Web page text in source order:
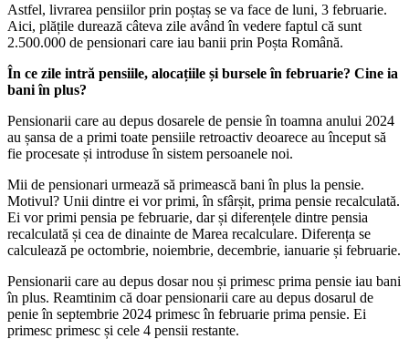
Astfel, livrarea pensiilor prin poștaș se va face de luni, 3 februarie.
Aici, plățile durează câteva zile având în vedere faptul că sunt
2.500.000 de pensionari care iau banii prin Poșta Română.
În ce zile intră pensiile, alocațiile și bursele în februarie? Cine ia
bani în plus?
Pensionarii care au depus dosarele de pensie în toamna anului 2024
au șansa de a primi toate pensiile retroactiv deoarece au început să
fie procesate și introduse în sistem persoanele noi.
Mii de pensionari urmează să primească bani în plus la pensie.
Motivul? Unii dintre ei vor primi, în sfârșit, prima pensie recalculată.
Ei vor primi pensia pe februarie, dar și diferențele dintre pensia
recalculată și cea de dinainte de Marea recalculare. Diferența se
calculează pe octombrie, noiembrie, decembrie, ianuarie și februarie.
Pensionarii care au depus dosar nou și primesc prima pensie iau bani
în plus. Reamtinim că doar pensionarii care au depus dosarul de
penie în septembrie 2024 primesc în februarie prima pensie. Ei
primesc primesc și cele 4 pensii restante.